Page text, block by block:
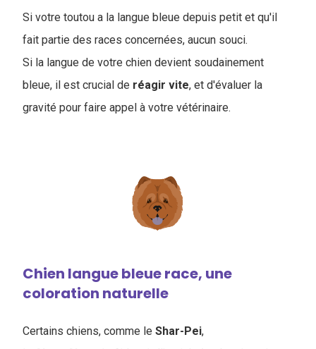
Si votre toutou a la langue bleue depuis petit et qu'il
fait partie des races concernées, aucun souci.
Si la langue de votre chien devient soudainement
bleue, il est crucial de réagir vite, et d'évaluer la
gravité pour faire appel à votre vétérinaire.
Chien langue bleue race, une
coloration naturelle
Certains chiens, comme le Shar-Pei,